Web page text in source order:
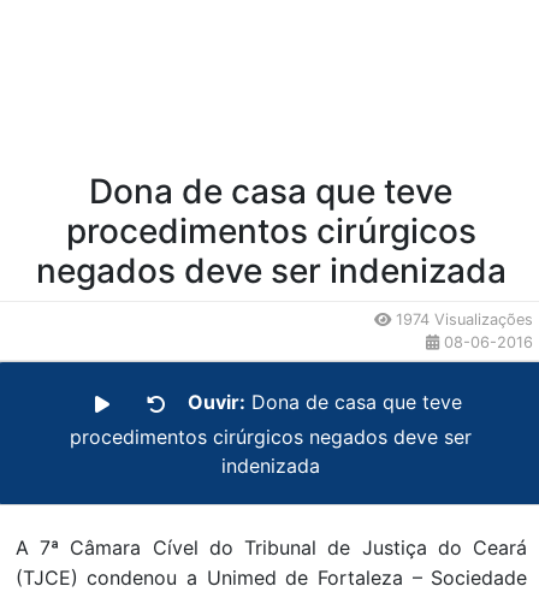
Dona de casa que teve
procedimentos cirúrgicos
negados deve ser indenizada
1974 Visualizações
08-06-2016
Ouvir: Dona de casa que teve
procedimentos cirúrgicos negados deve ser
indenizada
A 7ª Câmara Cível do Tribunal de Justiça do Ceará
(TJCE) condenou a Unimed de Fortaleza – Sociedade